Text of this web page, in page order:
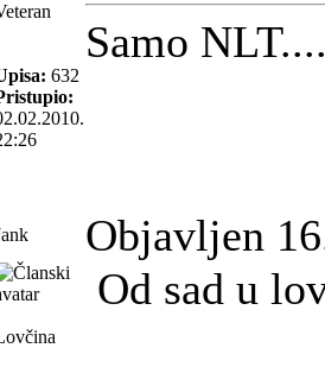
632
Samo
Objavljen
Od sad u